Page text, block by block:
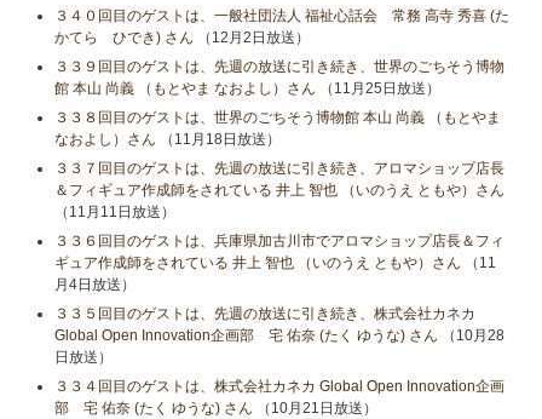
３４０回目のゲストは、一般社団法人 福祉心話会 常務 高寺 秀喜 (た
かてら ひでき) さん （12月2日放送）
３３９回目のゲストは、先週の放送に引き続き、世界のごちそう博物
館 本山 尚義 （もとやま なおよし）さん （11月25日放送）
３３８回目のゲストは、世界のごちそう博物館 本山 尚義 （もとやま
なおよし）さん （11月18日放送）
３３７回目のゲストは、先週の放送に引き続き、アロマショップ店長
＆フィギュア作成師をされている 井上 智也 （いのうえ ともや）さん
（11月11日放送）
３３６回目のゲストは、兵庫県加古川市でアロマショップ店長＆フィ
ギュア作成師をされている 井上 智也 （いのうえ ともや）さん （11
月4日放送）
３３５回目のゲストは、先週の放送に引き続き、株式会社カネカ
Global Open Innovation企画部 宅 佑奈 (たく ゆうな) さん （10月28
日放送）
３３４回目のゲストは、株式会社カネカ Global Open Innovation企画
部 宅 佑奈 (たく ゆうな) さん （10月21日放送）